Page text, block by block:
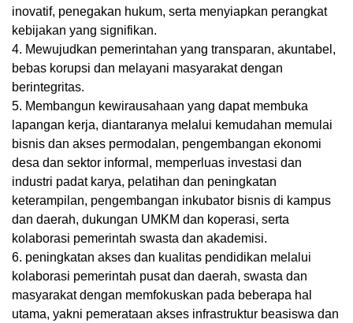
inovatif, penegakan hukum, serta menyiapkan perangkat
kebijakan yang signifikan.
4. Mewujudkan pemerintahan yang transparan, akuntabel,
bebas korupsi dan melayani masyarakat dengan
berintegritas.
5. Membangun kewirausahaan yang dapat membuka
lapangan kerja, diantaranya melalui kemudahan memulai
bisnis dan akses permodalan, pengembangan ekonomi
desa dan sektor informal, memperluas investasi dan
industri padat karya, pelatihan dan peningkatan
keterampilan, pengembangan inkubator bisnis di kampus
dan daerah, dukungan UMKM dan koperasi, serta
kolaborasi pemerintah swasta dan akademisi.
6. peningkatan akses dan kualitas pendidikan melalui
kolaborasi pemerintah pusat dan daerah, swasta dan
masyarakat dengan memfokuskan pada beberapa hal
utama, yakni pemerataan akses infrastruktur beasiswa dan